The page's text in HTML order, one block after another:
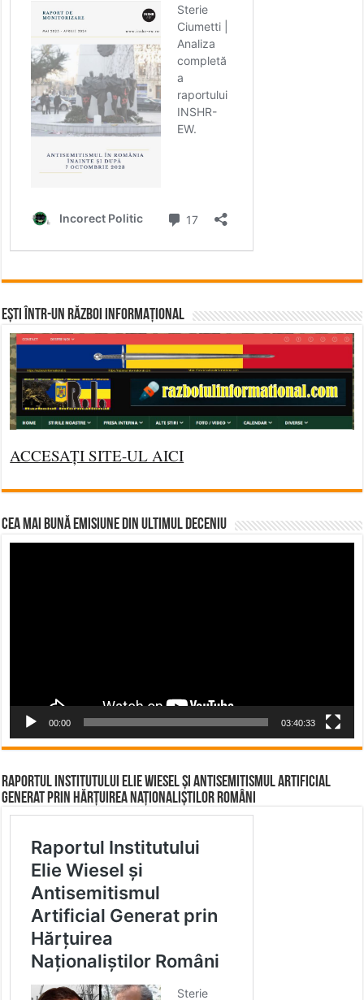
Ești într-un RĂZBOI INFORMAȚIONAL
ACCESAȚI SITE-UL AICI
CEA MAI BUNĂ EMISIUNE DIN ULTIMUL DECENIU
00:00 03:40:33
Raportul Institutului Elie Wiesel și Antisemitismul Artificial
Generat prin Hărțuirea Naționaliștilor Români